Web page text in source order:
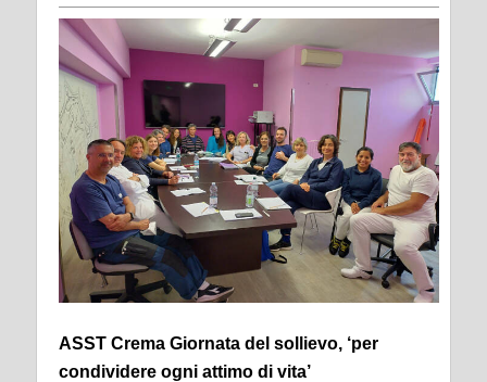
ASST Crema Giornata del sollievo, ‘per
condividere ogni attimo di vita’